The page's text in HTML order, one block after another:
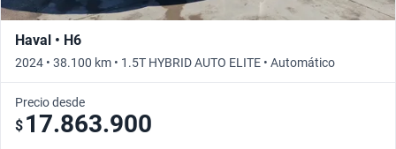
Haval • H6
2024 • 38.100 km • 1.5T HYBRID AUTO ELITE • Automático
Precio desde
$ 17.863.900